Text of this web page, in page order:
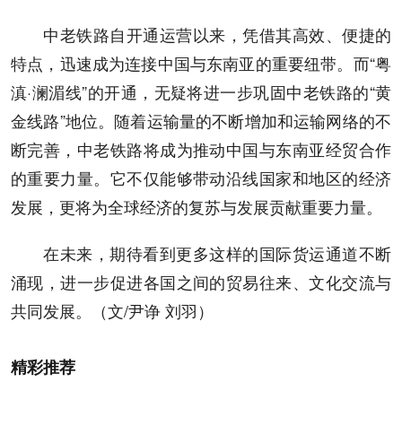
中老铁路自开通运营以来，凭借其高效、便捷的
特点，迅速成为连接中国与东南亚的重要纽带。而“粤
滇·澜湄线”的开通，无疑将进一步巩固中老铁路的“黄
金线路”地位。随着运输量的不断增加和运输网络的不
断完善，中老铁路将成为推动中国与东南亚经贸合作
的重要力量。它不仅能够带动沿线国家和地区的经济
发展，更将为全球经济的复苏与发展贡献重要力量。
在未来，期待看到更多这样的国际货运通道不断
涌现，进一步促进各国之间的贸易往来、文化交流与
共同发展。（文/尹诤 刘羽）
精彩推荐